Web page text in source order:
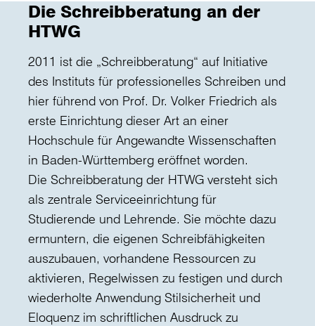
Die Schreibberatung an der
HTWG
2011 ist die „Schreibberatung“ auf Initiative
des Instituts für professionelles Schreiben und
hier führend von Prof. Dr. Volker Friedrich als
erste Einrichtung dieser Art an einer
Hochschule für Angewandte Wissenschaften
in Baden-Württemberg eröffnet worden.
Die Schreibberatung der HTWG versteht sich
als zentrale Serviceeinrichtung für
Studierende und Lehrende. Sie möchte dazu
ermuntern, die eigenen Schreibfähigkeiten
auszubauen, vorhandene Ressourcen zu
aktivieren, Regelwissen zu festigen und durch
wiederholte Anwendung Stilsicherheit und
Eloquenz im schriftlichen Ausdruck zu